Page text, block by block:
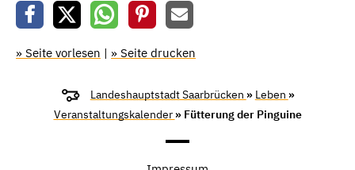
» Seite vorlesen | » Seite drucken
Landeshauptstadt Saarbrücken » Leben »
Veranstaltungskalender » Fütterung der Pinguine